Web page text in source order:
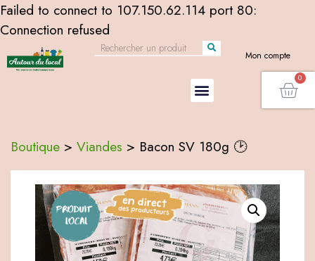
Failed to connect to 107.150.62.114 port 80:
Connection refused
Mon compte
Boutique > Viandes > Bacon SV 180g 🕑